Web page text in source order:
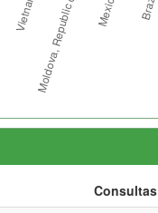
Consultas